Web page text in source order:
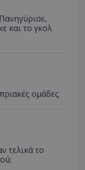
και το γκολ
ομάδες
τελικά το